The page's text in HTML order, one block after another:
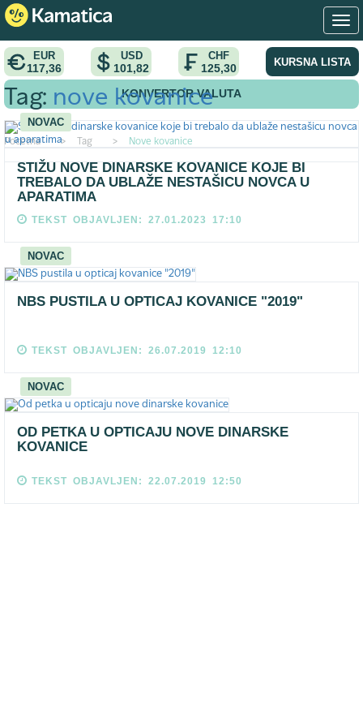
EUR
117,36
USD
101,82
CHF
125,30 KURSNA LISTA
KONVERTOR VALUTA
Pocetna > Tag > Nove kovanice
Tag: nove kovanice
NOVAC
STIŽU NOVE DINARSKE KOVANICE KOJE BI
TREBALO DA UBLAŽE NESTAŠICU NOVCA U
APARATIMA
TEKST OBJAVLJEN: 27.01.2023 17:10
NOVAC
NBS PUSTILA U OPTICAJ KOVANICE "2019"
TEKST OBJAVLJEN: 26.07.2019 12:10
NOVAC
OD PETKA U OPTICAJU NOVE DINARSKE
KOVANICE
TEKST OBJAVLJEN: 22.07.2019 12:50